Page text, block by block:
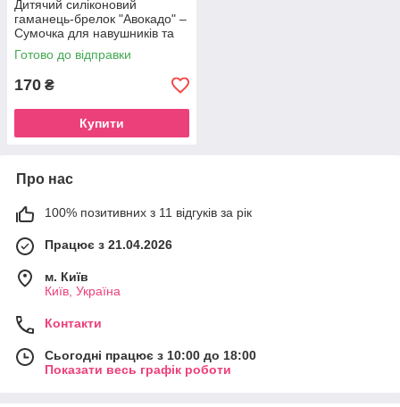
Дитячий силіконовий
гаманець-брелок "Авокадо" –
Сумочка для навушників та
грошей на рюкзак
Готово до відправки
170 ₴
Купити
Про нас
100% позитивних з 11 відгуків за рік
Працює з 21.04.2026
м. Київ
Київ, Україна
Контакти
Сьогодні працює з 10:00 до 18:00
Показати весь графік роботи